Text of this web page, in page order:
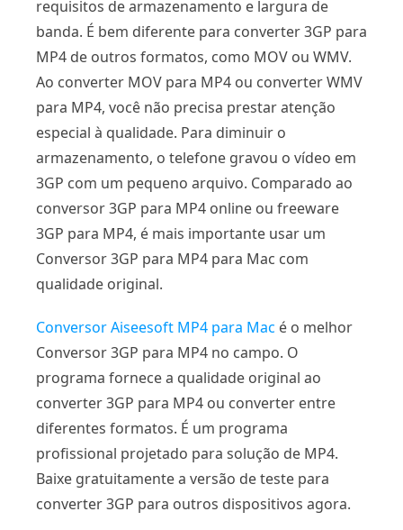
requisitos de armazenamento e largura de
banda. É bem diferente para converter 3GP para
MP4 de outros formatos, como MOV ou WMV.
Ao converter MOV para MP4 ou converter WMV
para MP4, você não precisa prestar atenção
especial à qualidade. Para diminuir o
armazenamento, o telefone gravou o vídeo em
3GP com um pequeno arquivo. Comparado ao
conversor 3GP para MP4 online ou freeware
3GP para MP4, é mais importante usar um
Conversor 3GP para MP4 para Mac com
qualidade original.
Conversor Aiseesoft MP4 para Mac é o melhor
Conversor 3GP para MP4 no campo. O
programa fornece a qualidade original ao
converter 3GP para MP4 ou converter entre
diferentes formatos. É um programa
profissional projetado para solução de MP4.
Baixe gratuitamente a versão de teste para
converter 3GP para outros dispositivos agora.